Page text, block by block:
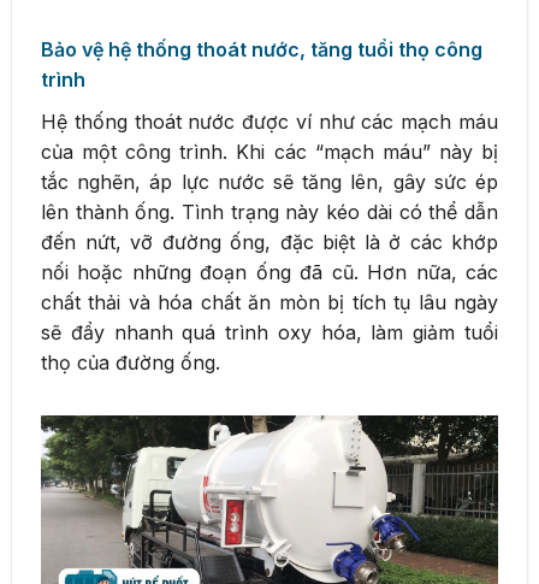
Bảo vệ hệ thống thoát nước, tăng tuổi thọ công
trình
Hệ thống thoát nước được ví như các mạch máu
của một công trình. Khi các “mạch máu” này bị
tắc nghẽn, áp lực nước sẽ tăng lên, gây sức ép
lên thành ống. Tình trạng này kéo dài có thể dẫn
đến nứt, vỡ đường ống, đặc biệt là ở các khớp
nối hoặc những đoạn ống đã cũ. Hơn nữa, các
chất thải và hóa chất ăn mòn bị tích tụ lâu ngày
sẽ đẩy nhanh quá trình oxy hóa, làm giảm tuổi
thọ của đường ống.